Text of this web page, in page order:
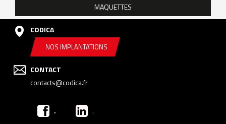
MAQUETTES
CODICA
NOS IMPLANTATIONS
CONTACT
contacts@codica.fr
. .